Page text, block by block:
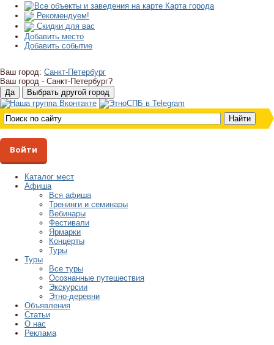
Карта города
Рекомендуем!
Скидки для вас
Добавить место
Добавить событие
Ваш город: Санкт-Петербург
Ваш город - Санкт-Петербург?
Войти
Каталог мест
Афиша
Вся афиша
Тренинги и семинары
Вебинары
Фестивали
Ярмарки
Концерты
Туры
Туры
Все туры
Осознанные путешествия
Экскурсии
Этно-деревни
Объявления
Статьи
О нас
Реклама